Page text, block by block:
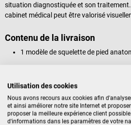
situation diagnostiquée et son
cabinet médical peut être valorisé
Contenu de la livraison
1 modèle de squelette de pied
Identification du produit
Avis
Utilisation des cookies
Nous avons recours aux cookies afin
et ainsi améliorer notre site Internet et
proposer la meilleure expérience client
d'informations dans les paramètres de votre